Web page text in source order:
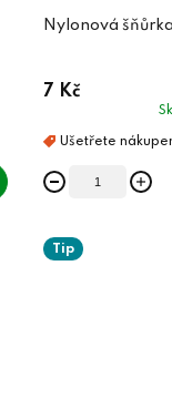
Nylonová
7 Kč
Tip